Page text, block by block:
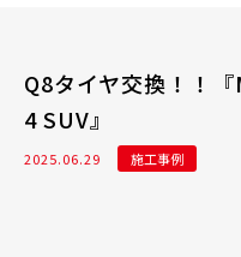
Q8タイヤ交換！！
4 SUV』
2025.06.29 施工事例